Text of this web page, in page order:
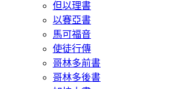
但以理書
以賽亞書
馬可福音
使徒行傳
哥林多前書
哥林多後書